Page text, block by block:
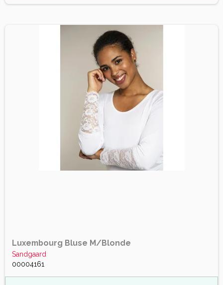
Luxembourg Bluse M/Blonde
Sandgaard
00004161